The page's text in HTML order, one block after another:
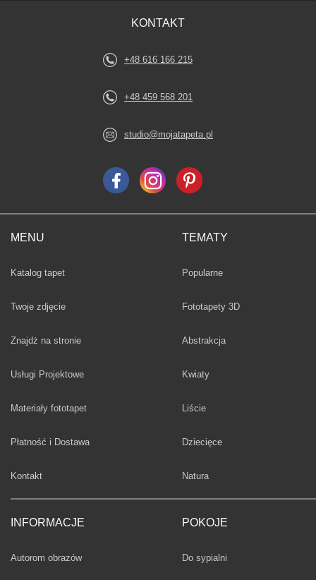
MENU
Katalog tapet
Twoje zdjęcie
Znajdż na stronie
Usługi Projektowe
Materiały fototapet
Płatność i Dostawa
Kontakt
INFORMACJE
Autorom obrazów
TEMATY
Fototapety
Popularne
Fototapety 3D
Fototapety
Abstrakcja
Fototapety
Kwiaty
Fototapety
Liście
Fototapety
Dziecięce
Fototapety
Natura
POKOJE
Fototapety
Do sypialni
KONTAKT
+48 616 166 215
+48 459 568 201
studio@mojatapeta.pl